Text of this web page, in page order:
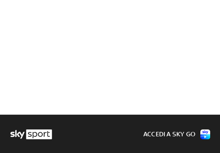
ACCEDI A SKY GO